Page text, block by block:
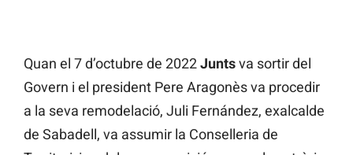
Quan el 7 d’octubre de 2022Juntsva sortir del
Govern i el president Pere Aragonès va procedir
a la seva remodelació, Juli Fernández, exalcalde
de Sabadell, va assumir la Conselleria de